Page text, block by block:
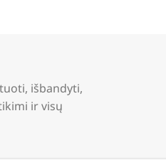
išbandyti,
ir visų